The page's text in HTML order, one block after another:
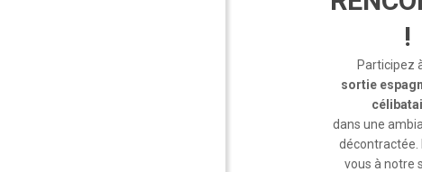
!
Participez
sortie
dans une
décontractée.
vous à notre